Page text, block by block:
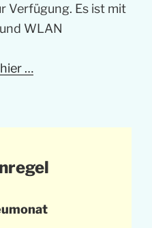
Verfügung. Es ist mit
WLAN
…